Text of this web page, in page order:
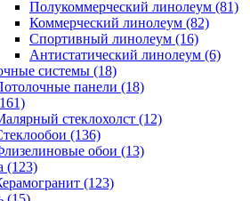
Полукоммерческий линолеум (81)
Коммерческий линолеум (82)
Спортивный линолеум (16)
Антистатический линолеум (6)
системы (18)
панели (18)
стеклохолст (12)
(136)
обои (13)
(123)
(123)